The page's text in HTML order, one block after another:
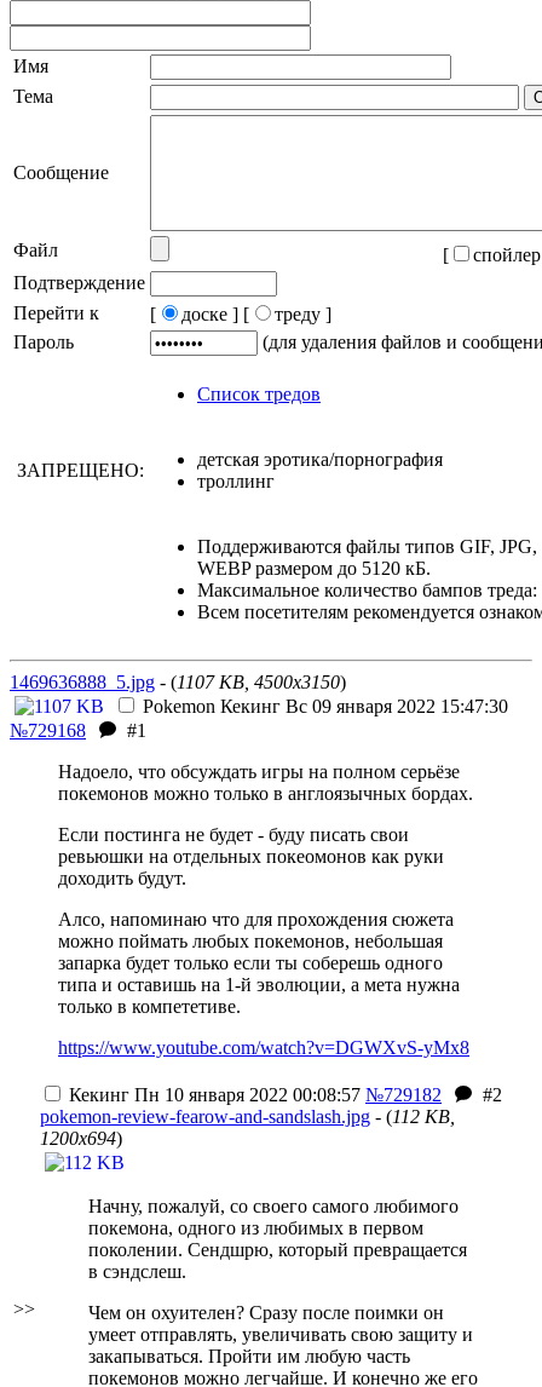
Имя
Тема
Сообщение
Файл [
Подтверждение
Перейти к
[ доске ] [
треду ]
Пароль
(для удаления файлов и
Список тредов
ЗАПРЕЩЕНО:
детская эротика/порнография
троллинг
Поддерживаются файлы типов GIF,
WEBP размером до 5120 кБ.
Максимальное количество бампов треда:
Всем посетителям рекомендуется
1469636888_5.jpg - (1107 KB, 4500x3150)
Pokemon Кекинг Вс 09 января 2022 15:47:30
№729168
#1
Надоело, что обсуждать игры на полном серьёзе
покемонов можно только в англоязычных бордах.
Если постинга не будет - буду писать свои
ревьюшки на отдельных покеомонов как руки
доходить будут.
Алсо, напоминаю что для прохождения сюжета
можно поймать любых покемонов, небольшая
запарка будет только если ты соберешь одного
типа и оставишь на 1-й эволюции, а мета нужна
только в компететиве.
https://www.youtube.com/watch?v=DGWXvS-yMx8
>>
Кекинг Пн 10 января 2022 00:08:57 №729182
#2
pokemon-review-fearow-and-sandslash.jpg - (112 KB,
1200x694)
Начну, пожалуй, со своего самого любимого
покемона, одного из любимых в первом
поколении. Сендшрю, который превращается
в сэндслеш.
Чем он охуителен? Сразу после поимки он
умеет отправлять, увеличивать свою защиту и
закапываться. Пройти им любую часть
покемонов можно легчайше. И конечно же его